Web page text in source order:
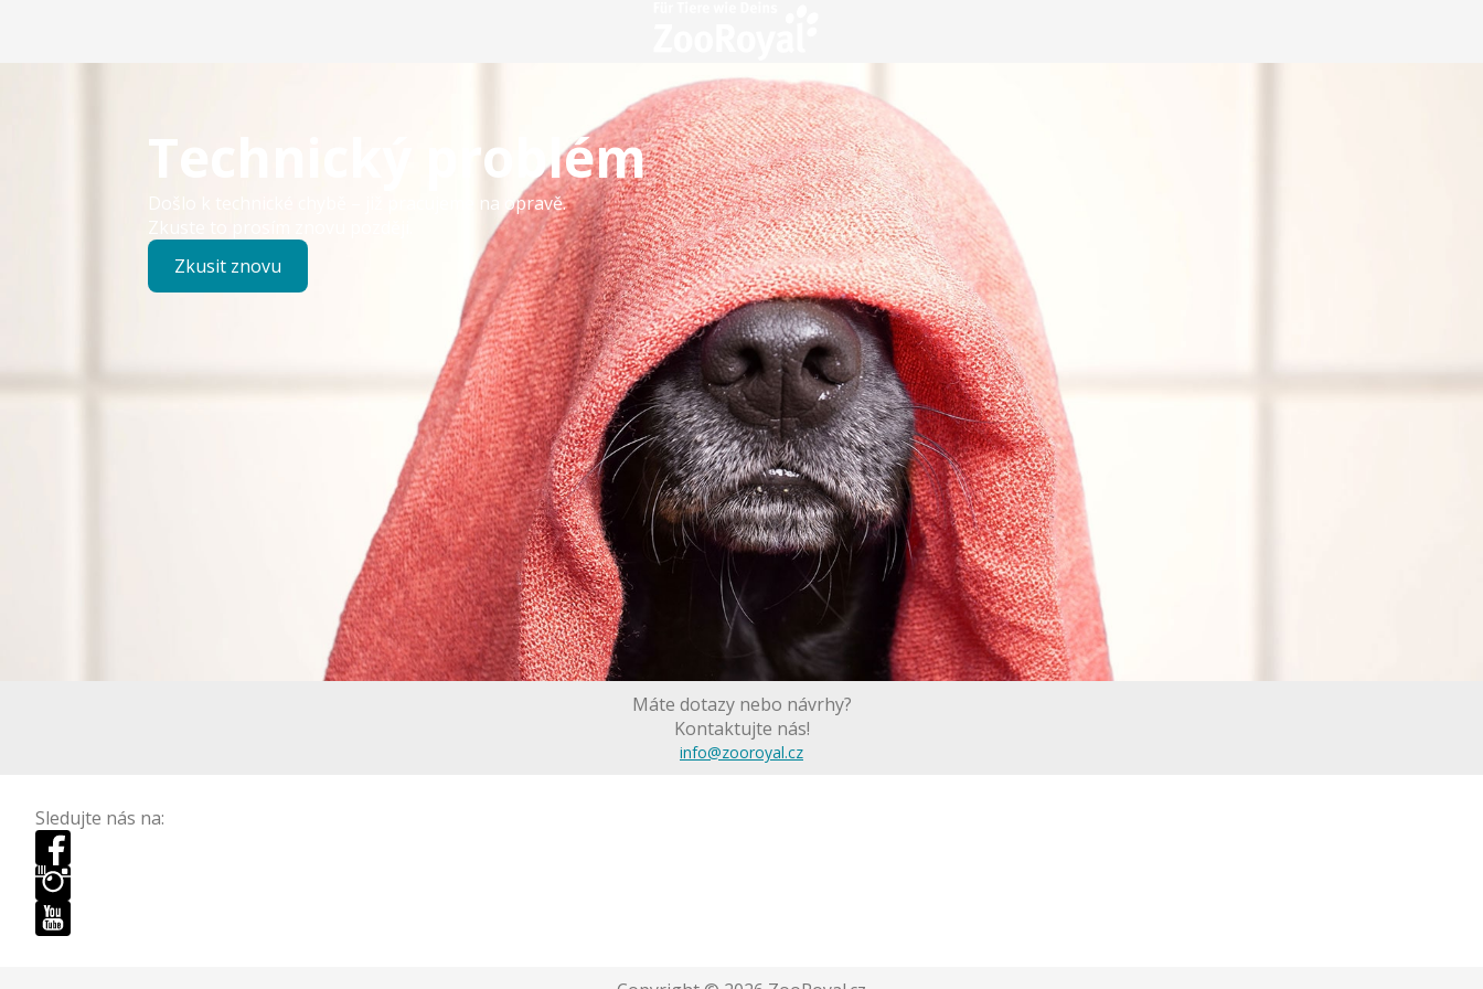
Technický problém
Došlo k technické chybě – již pracujeme na opravě.
Zkuste to prosím znovu později.
Zkusit znovu
Máte dotazy nebo návrhy?
Kontaktujte nás!
info@zooroyal.cz
Sledujte nás na: